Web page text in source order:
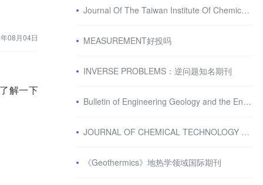
08月04日
解一下
Journal Of The Taiwan Institute Of Chemical Engineers：SCI期刊介绍
MEASUREMENT好投吗
INVERSE PROBLEMS：逆问题知名期刊
Bulletin of Engineering Geology and the Environment：SCI期刊介绍
JOURNAL OF CHEMICAL TECHNOLOGY AND BIOTECHNOLOGY怎么样
《Geothermics》地热学领域国际期刊